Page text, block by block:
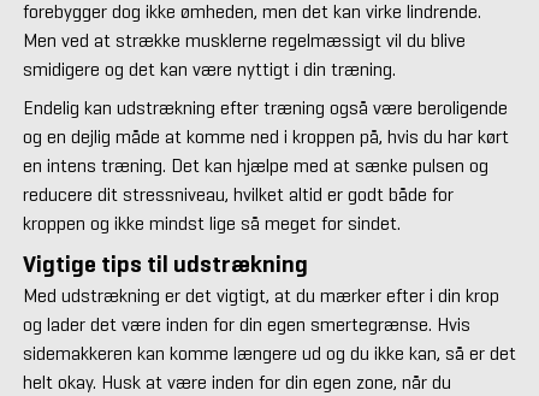
forebygger dog ikke ømheden, men det kan virke lindrende.
Men ved at strække musklerne regelmæssigt vil du blive
smidigere og det kan være nyttigt i din træning.
Endelig kan udstrækning efter træning også være beroligende
og en dejlig måde at komme ned i kroppen på, hvis du har kørt
en intens træning. Det kan hjælpe med at sænke pulsen og
reducere dit stressniveau, hvilket altid er godt både for
kroppen og ikke mindst lige så meget for sindet.
Vigtige tips til udstrækning
Med udstrækning er det vigtigt, at du mærker efter i din krop
og lader det være inden for din egen smertegrænse. Hvis
sidemakkeren kan komme længere ud og du ikke kan, så er det
helt okay. Husk at være inden for din egen zone, når du